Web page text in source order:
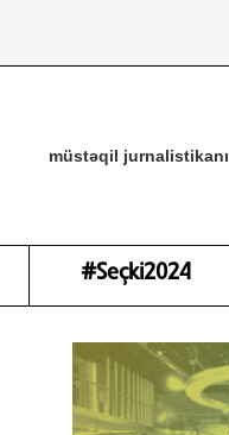
müstəqil
#Seçki2024